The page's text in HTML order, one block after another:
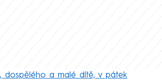
dospělého a malé dítě, v pátek